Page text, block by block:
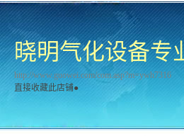
晓明气化设备专
http://www.guowei.com/com.asp?m=ywh7316
直接收藏此店铺●